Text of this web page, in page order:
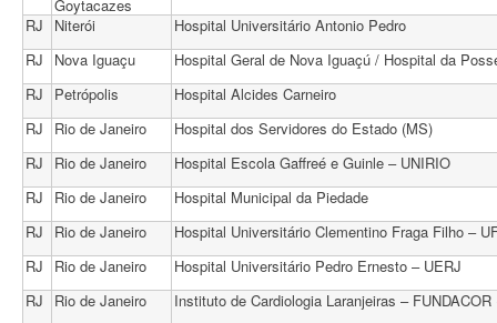
Goytacazes
RJ
Niterói
Hospital Universitário Antonio Pedro
RJ
Nova Iguaçu
Hospital Geral de Nova Iguaçú / Hospital da
RJ
Petrópolis
Hospital Alcides Carneiro
RJ
Rio de Janeiro
Hospital dos Servidores do Estado (MS)
RJ
Rio de Janeiro
Hospital Escola Gaffreé e Guinle – UNIRIO
RJ
Rio de Janeiro
Hospital Municipal da Piedade
RJ
Rio de Janeiro
Hospital Universitário Clementino Fraga Filho –
RJ
Rio de Janeiro
Hospital Universitário Pedro Ernesto – UERJ
RJ
Rio de Janeiro
Instituto de Cardiologia Laranjeiras – FUNDACOR